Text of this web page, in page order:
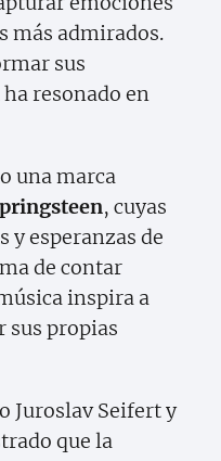
más admirados.
sus
resonado en
una marca
, cuyas
y esperanzas de
de contar
inspira a
sus propias
Juroslav Seifert y
que la